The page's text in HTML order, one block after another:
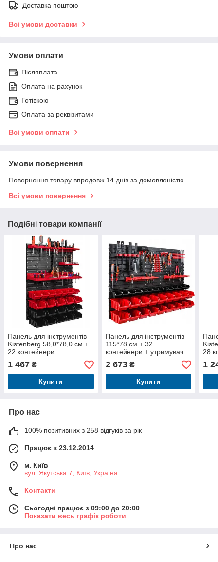
Доставка поштою
Всі умови доставки
Умови оплати
Післяплата
Оплата на рахунок
Готівкою
Оплата за реквізитами
Всі умови оплати
Умови повернення
Повернення товару впродовж 14 днів за домовленістю
Всі умови повернення
Подібні товари компанії
Панель для інструментів
Kistenberg 58,0*78,0 см +
22 контейнери
1 467 ₴
Купити
Панель для інструментів
115*78 см + 32
контейнери + утримувач
садових інструментів
Kistenberg
2 673₴
Купити
28
1
Про нас
100% позитивних з 258 відгуків за рік
Працює з 23.12.2014
м. Київ
вул. Якутська 7, Київ, Україна
Контакти
Сьогодні працює з 09:00 до 20:00
Показати весь графік роботи
Про нас